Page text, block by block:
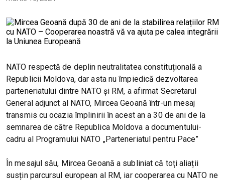
NATO respectă de deplin neutralitatea constituțională a
Republicii Moldova, dar asta nu împiedică dezvoltarea
parteneriatului dintre NATO și RM, a afirmat Secretarul
General adjunct al NATO, Mircea Geoană într-un mesaj
transmis cu ocazia împlinirii în acest an a 30 de ani de la
semnarea de către Republica Moldova a documentului-
cadru al Programului NATO „Parteneriatul pentru Pace”
În mesajul său, Mircea Geoană a subliniat că toți aliații
susțin parcursul european al RM, iar cooperarea cu NATO ne